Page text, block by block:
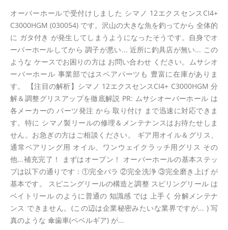
オーバーホールで受付けしました シマノ 12エクスセンスCI4+
C3000HGM (030054) です。沢山の大きな魚を釣ってから 全体的
に ガタ付き が発生してしまうようになったそうです。自身でオ
ーバーホールしてから 調子が悪い... 近所に釣具店が無い... この
ような ケースでお困りの方は お問い合わせ ください。ムサシオ
ーバーホール 事業部ではスペアパーツも 豊富に在庫がありま
す。 【注目の解析】シマノ 12エクスセンスCI4+ C3000HGM 分
解＆調整グリスアップを徹底解説 PR: ムサシオーバーホール は
各メーカーの パーツ発注 から 取り付け まで迅速に対応できま
す。特に シマノ製リールの修理＆メンテナンスはお待たせしま
せん。お急ぎの方はご相談ください。 ギア用オイル＆グリス、
通常ベアリング用 オイル、ワンウェイクラッチ用グリス その
他...補充完了！ まずはオープン！ オーバーホールの基本ステッ
プは以下の通りです：①完全バラ ②完全洗浄 ③完全磨き上げ が
基本です。 スピニングリールの構造と調整 スピリングリール は
ベイトリール のように普通の 知識感 では 上手く 分解メンテナ
ンス できません。(この辺は企業秘密みたいな業界ですが... ) 写
真のような 傘歯車(ベベルギア) が...